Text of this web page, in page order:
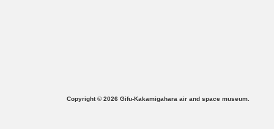
Copyright ©2026 Gifu-Kakamigahara air and space museum.